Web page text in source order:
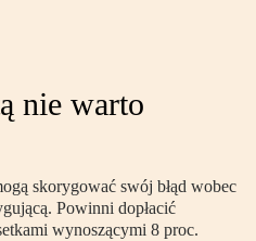
nie warto
skorygować swój błąd wobec
Powinni dopłacić
wynoszącymi 8 proc.